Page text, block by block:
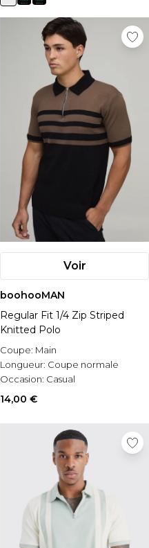
Voir
boohooMAN
Regular Fit 1/4 Zip Striped
Knitted Polo
Coupe: Main
Longueur: Coupe normale
Occasion: Casual
14,00 €